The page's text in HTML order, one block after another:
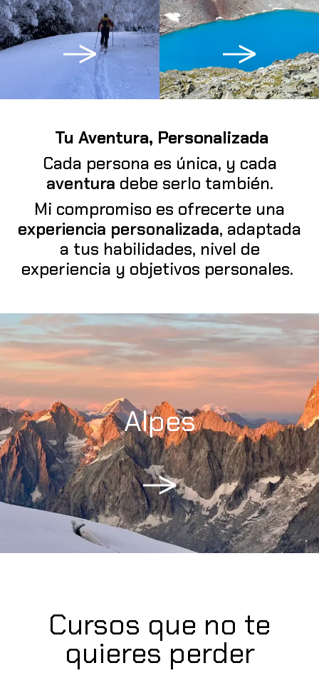
Tu Aventura, Personalizada
Cada persona es única, y cada
aventura debe serlo también.
Mi compromiso es ofrecerte una
experiencia personalizada, adaptada
a tus habilidades, nivel de
experiencia y objetivos personales.
Alpes
Cursos que no te
quieres perder